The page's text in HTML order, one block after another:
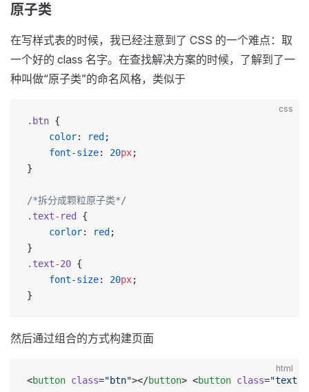
原子类
在写样式表的时候，我已经注意到了 CSS 的一个难点：取
一个好的 class 名字。在查找解决方案的时候，了解到了一
种叫做“原子类”的命名风格，类似于
css
.btn {
    color
: red ;
    font-size
: 20px;
}
/*拆分成颗粒原子类*/
.text-red
{
    corlor
: red ;
}
.text-20 {
    font-size
: 20px;
}
然后通过组合的方式构建页面
html
<button class="btn"></button> <button class="text-